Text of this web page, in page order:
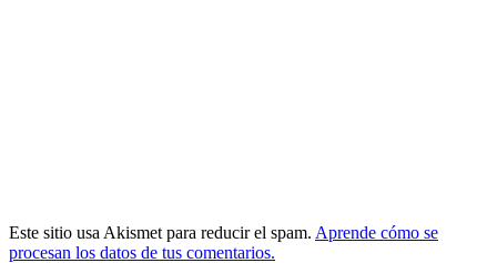
Este sitio usa Akismet para reducir el spam. Aprende cómo se
procesan los datos de tus comentarios.